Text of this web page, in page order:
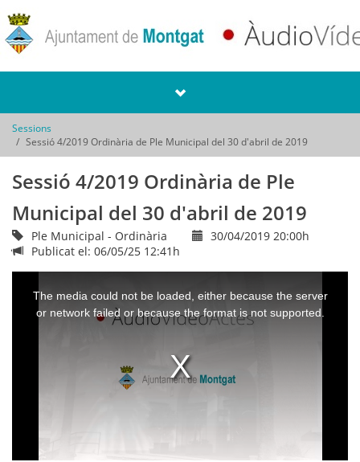
Sessions
Sessió 4/2019 Ordinària de Ple Municipal del 30 d'abril de 2019
Sessió 4/2019 Ordinària de Ple
Municipal del 30 d'abril de 2019
Ple Municipal - Ordinària
30/04/2019 20:00h
Publicat el: 06/05/25 12:41h
The media could not be loaded, either because the server
or network failed or because the format is not supported.